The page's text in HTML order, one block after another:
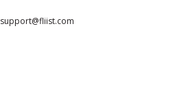
support@fliist.com